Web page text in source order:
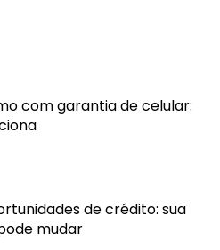
com garantia de celular:
de crédito: sua
mudar